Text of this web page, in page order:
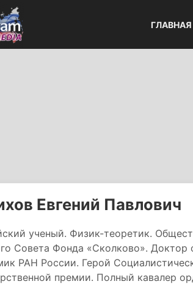
ГЛАВНАЯ
Евгений Павлович
ученый. Физик-теоретик.
Совета Фонда «Сколково».
РАН России. Герой
премии. Полный кавалер